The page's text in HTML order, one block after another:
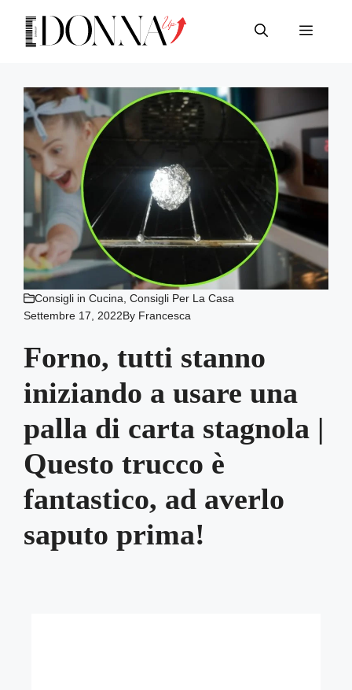
contenuto
Menu
Consigli in Cucina,Consigli Per La Casa
Settembre 17, 2022By Francesca
Forno, tutti stanno
iniziando a usare una
palla di carta stagnola |
Questo trucco è
fantastico, ad averlo
saputo prima!